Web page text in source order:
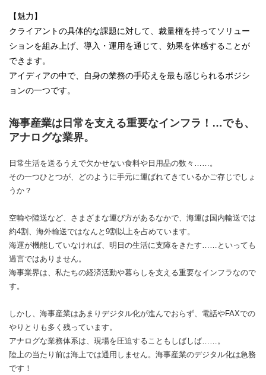
【魅力】
クライアントの具体的な課題に対して、裁量権を持ってソリュー
ションを組み上げ、導入・運用を通じて、効果を体感することが
できます。
アイディアの中で、自身の業務の手応えを最も感じられるポジシ
ョンの一つです。
海事産業は日常を支える重要なインフラ！…でも、
アナログな業界。
日常生活を送るうえで欠かせない食料や日用品の数々……。
その一つひとつが、どのように手元に運ばれてきているかご存じでしょ
うか？
空輸や陸送など、さまざまな運び方があるなかで、海運は国内輸送では
約4割、海外輸送ではなんと9割以上を占めています。
海運が機能していなければ、明日の生活に支障をきたす……といっても
過言ではありません。
海事業界は、私たちの経済活動や暮らしを支える重要なインフラなので
す。
しかし、海事産業はあまりデジタル化が進んでおらず、電話やFAXでの
やりとりも多く残っています。
アナログな業務体系は、現場を圧迫することもしばしば……。
陸上の当たり前は海上では通用しません。海事産業のデジタル化は急務
です！